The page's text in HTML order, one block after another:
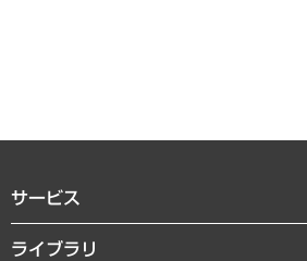
サービス
経営戦略
ライブラリ